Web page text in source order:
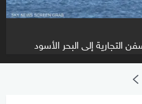
التجارية إلى البحر الأسود